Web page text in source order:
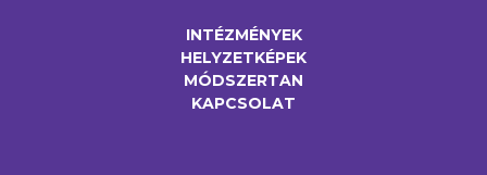
INTÉZMÉNYEK
HELYZETKÉPEK
MÓDSZERTAN
KAPCSOLAT